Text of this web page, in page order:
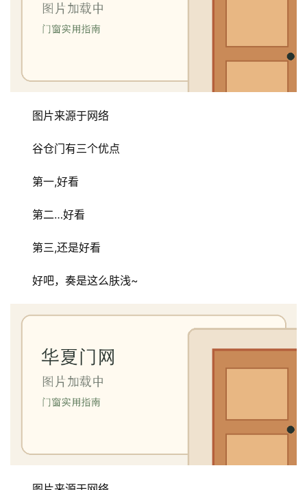
图片来源于网络
谷仓门有三个优点
第一,好看
第二…好看
第三,还是好看
好吧，奏是这么肤浅~